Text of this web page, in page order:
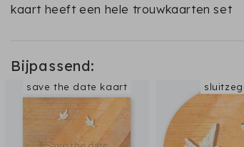
kaart heeft een hele trouwkaarten set
Bijpassend:
save the date kaart